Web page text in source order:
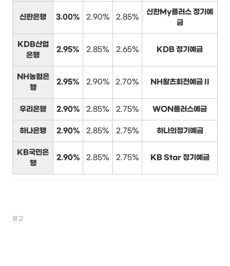
신한은행 3.00% 2.90% 2.85%
신한My플러스 정기예
금
KDB산업
은행
2.95% 2.85% 2.65% KDB 정기예금
NH농협은
행
2.95% 2.90% 2.70% NH왈츠회전예금 II
우리은행 2.90% 2.85% 2.75% WON플러스예금
하나은행 2.90% 2.85% 2.75% 하나의정기예금
KB국민은
행
2.90% 2.85% 2.75% KB Star 정기예금
광고